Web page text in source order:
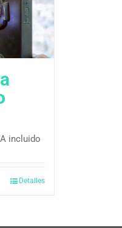
incluido
Detalles